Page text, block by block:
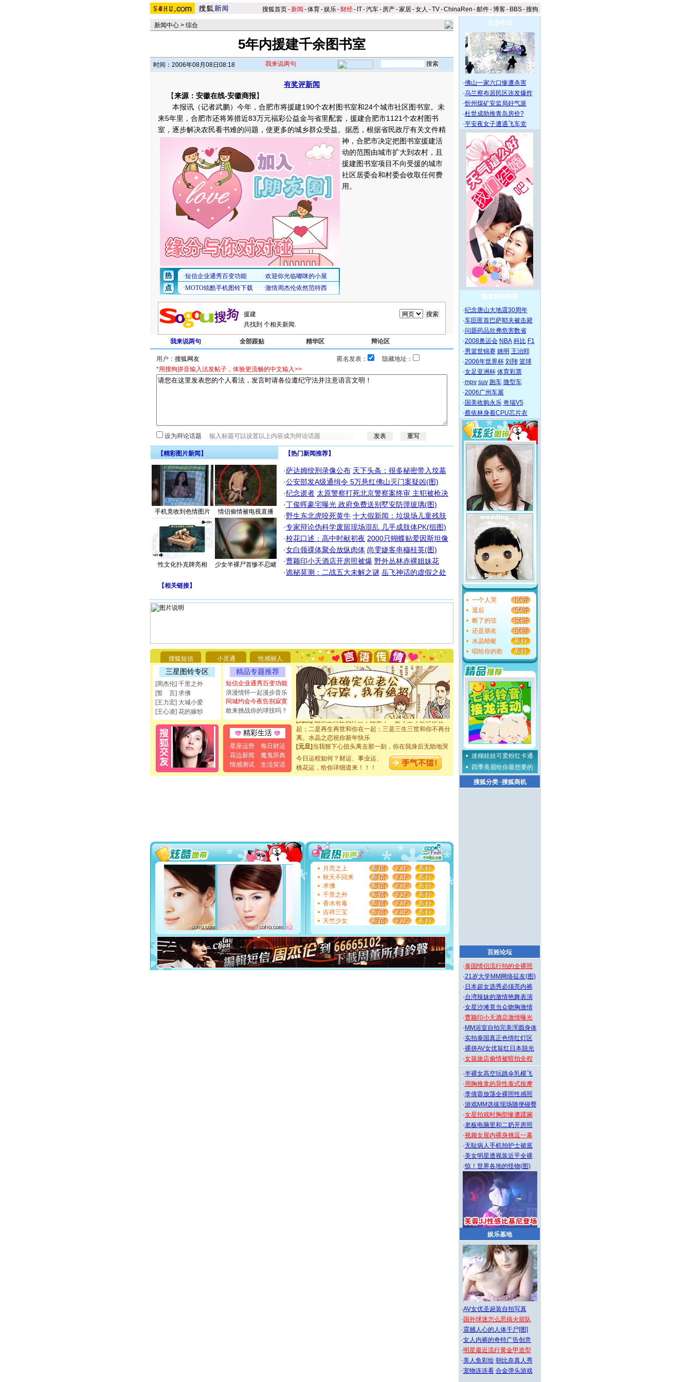
搜狐首页-新闻 -体育-娱乐- 财经- IT-汽车- 房产-家居-女人 -TV-ChinaRen -邮件-博客- BBS-搜狗
新闻中心 > 综合
5年内援建千余图书室
时间：2006年08月08日08:18 我来说两句
有奖评新闻
【来源：安徽在线-安徽商报】
本报讯（记者武鹏）今年，合肥市将援建190个农村图书室和24个城市社区图书室。未
来5年里，合肥市还将筹措近83万元福彩公益金与省里配套，援建合肥市1121个农村图书
室，逐步解决农民看书难的问题，使更多的城乡群众受益。 据悉，根据省民政厅有关文件精
神，合肥市决定把图书室援建活
动的范围由城市扩大到农村，且
援建图书室项目不向受援的城市
社区居委会和村委会收取任何费
用。
共找到 个相关新闻.
我来说两句 全部跟贴 精华区 辩论区
用户： 匿名发表：
隐藏地址：
*用搜狗拼音输入法发帖子，体验更流畅的中文输入>>
设为辩论话题
【精彩图片新闻】
手机竟收到色情图片 情侣偷情被电视直播
性文化扑克牌亮相 少女半裸尸首惨不忍睹
【热门新闻推荐】
·萨达姆绞刑录像公布 天下头条：很多秘密带入坟墓
·公安部发A级通缉令 5万悬红佛山灭门案疑凶(图)
·纪念逝者 太原警察打死北京警察案终审 主犯被枪决
·丁俊晖豪宅曝光 政府免费送别墅安防弹玻璃(图)
·野生东北虎咬死黄牛 十大假新闻：垃圾场儿童残肢
·专家辩论伪科学废留现场混乱 几乎成肢体PK(组图)
·校花口述：高中时献初夜 2000只蝴蝶贴爱因斯坦像
·女白领祼体聚会放纵肉体 尚雯婕客串穆桂英(图)
·曹颖印小天酒店开房照被爆 野外丛林赤裸姐妹花
·诡秘莫测：二战五大未解之谜 岳飞神话的虚假之处
【相关链接】
搜狐短信 小灵通 性感丽人
三星图铃专区
[周杰伦] 千里之外
[誓 言] 求佛
[王力宏] 大城小爱
[王心凌] 花的嫁纱
精品专题推荐
短信企业通秀百变功能
浪漫情怀一起漫步音乐
同城约会今夜告别寂寞
敢来挑战你的球技吗？
精彩生活
星座运势
每日财运
花边新闻
魔鬼辞典
情感测试
生活笑话
[圣诞节]不只这样的日子才会想起你,而是这样的日子才
能正大光明地骚扰你,告诉你,圣诞要快乐!新年要快乐!天天
都要快乐噢!
[圣诞节]奉上一颗祝福的心,在这个特别的日子里,愿幸福,
如意,快乐,鲜花,一切美好的祝愿与你同在.圣诞快乐!
[元旦]看到你我会触电；看不到你我要充电；没有你我会
断电。爱你是我职业，想你是我事业，抱你是我特长，吻
你是我专业！水晶之恋祝你新年快乐
[元旦]如果上天让我许三个愿望，一是今生今世和你在一
起；二是再生再世和你在一起；三是三生三世和你不再分
离。水晶之恋祝你新年快乐
[元旦]当我狠下心扭头离去那一刻，你在我身后无助地哭
泣，这痛楚让我明白我多么爱你。我转身抱住你：这猪不
卖了。水晶之恋祝你新年快乐。
[春节]风柔雨润好月圆，半岛铁盒伴身边，每日尽显开心
颜！冬去春来似水如烟，劳碌人生需尽欢！听一曲轻歌，
[圣诞节]不只这样的日子才会想起你,而是这样的日子才
能正大光明地骚扰你,告诉你,圣诞要快乐!新年要快乐!天天
都要快乐噢!
[圣诞节]
奉上一颗祝福的心,在这个特别的日子里,愿幸福,
如意,快乐,鲜花,一切美好的祝愿与你同在.圣诞快乐!
[元旦]
看到你我会触电；看不到你我要充电；没有你我会
断电。爱你是我职业，想你是我事业，抱你是我特长，吻
你是我专业！水晶之恋祝你新年快乐
[元旦]
如果上天让我许三个愿望，一是今生今世和你在一
起；二是再生再世和你在一起；三是三生三世和你不再分
离。水晶之恋祝你新年快乐
[元旦]当我狠下心扭头离去那一刻，你在我身后无助地哭
泣，这痛楚让我明白我多么爱你。我转身抱住你：这猪不
卖了。水晶之恋祝你新年快乐。
[春节]风柔雨润好月圆，半岛铁盒伴身边，每日尽显开心
今日运程如何？财运、事业运、
桃花运，给你详细道来！！！
月亮之上
秋天不回来
求佛
千里之外
香水有毒
吉祥三宝
天竺少女
点击今日
·佛山一家六口惨遭杀害
·乌兰察布居民区连发爆炸
·忻州煤矿安监局好气派
·杜世成助推青岛房价?
·平安夜女子遭遇飞车党
频道精彩推荐
·纪念唐山大地震30周年
·车臣匪首巴萨耶夫被击毙
·问题药品欣弗危害数省
·2008奥运会 NBA 科比 F1
·男篮世锦赛 姚明 王治郅
·2006年世界杯 刘翔 篮球
·女足亚洲杯 体育彩票
·mpv suv 跑车 微型车
·2006广州车展
· 国美收购永乐 奇瑞V5
·蔡依林身着CPU芯片衣
一个人哭
退后
断了的弦
还是朋友
水晶蜻蜓
唱给你的歌
迷糊娃娃可爱粉红卡通
四季美眉给你最想要的
搜狐分类·搜狐商机
百姓论坛
·泰国情侣流行拍的全裸照
·21岁大学MM网络征友(图)
· 日本超女选秀必须亮内裤
·台湾辣妹的激情艳舞表演
·女星沙滩竟当众吻胸激情
·曹颖印小天酒店激情曝光
· MM浴室自拍完美浑圆身体
·实拍泰国真正色情红灯区
·裸拼AV女优翁红日本脱光
·女孩旅店偷情被暗拍全程
·半裸女高空玩跳伞乳横飞
·用胸推拿的异性泰式按摩
·李倩蓉放荡全裸照性感照
·游戏MM选拔现场随便碰臀
·女星拍戏时胸部惨遭蹂躏
·老板电脑里和二奶开房照
·视频女屋内裸身挑逗一幕
·无耻病人手机拍护士裙底
·美女明星透视装近乎全裸
·惊！世界各地的怪物(图)
娱乐基地
·AV女优圣诞装自拍写真
· 国外球迷怎么恶搞火箭队
·震撼人心的人体干尸[图]
·女人内裤的奇特广告创意
·明星最近流行黄金甲造型
·美人鱼彩绘 朝比奈真人秀
·宠物连连看 合金弹头游戏